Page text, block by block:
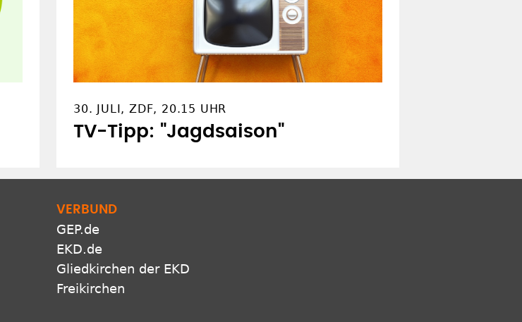
30. JULI, ZDF, 20.15 UHR
TV-Tipp: "Jagdsaison"
VERBUND
GEP.de
EKD.de
Gliedkirchen der EKD
Freikirchen